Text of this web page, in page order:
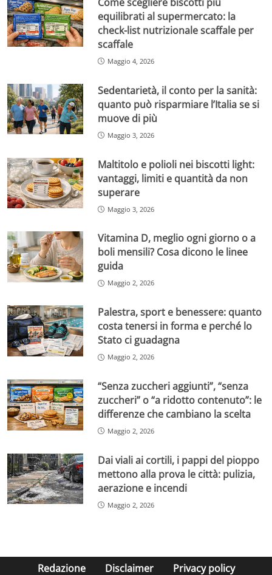
equilibrati al supermercato: la
check-list nutrizionale scaffale per
scaffale
Maggio 4, 2026
Sedentarietà, il conto per la sanità:
quanto può risparmiare l’Italia se si
muove di più
Maggio 3, 2026
Maltitolo e polioli nei biscotti light:
vantaggi, limiti e quantità da non
superare
Maggio 3, 2026
Vitamina D, meglio ogni giorno o a
boli mensili? Cosa dicono le linee
guida
Maggio 2, 2026
Palestra, sport e benessere: quanto
costa tenersi in forma e perché lo
Stato ci guadagna
Maggio 2, 2026
“Senza zuccheri aggiunti”, “senza
zuccheri” o “a ridotto contenuto”: le
differenze che cambiano la scelta
Maggio 2, 2026
Dai viali ai cortili, i pappi del pioppo
mettono alla prova le città: pulizia,
aerazione e incendi
Maggio 2, 2026
Redazione Disclaimer Privacy policy